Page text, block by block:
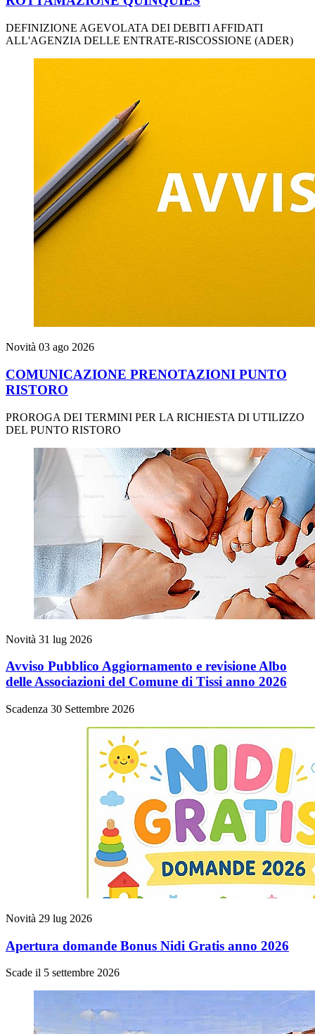
DEFINIZIONE AGEVOLATA DEI DEBITI AFFIDATI
ALL'AGENZIA DELLE ENTRATE-RISCOSSIONE (ADER)
Novità 03 ago 2026
COMUNICAZIONE PRENOTAZIONI PUNTO
RISTORO
PROROGA DEI TERMINI PER LA RICHIESTA DI UTILIZZO
DEL PUNTO RISTORO
Novità 31 lug 2026
Avviso Pubblico Aggiornamento e revisione Albo
delle Associazioni del Comune di Tissi anno 2026
Scadenza 30 Settembre 2026
Novità 29 lug 2026
Apertura domande Bonus Nidi Gratis anno 2026
Scade il 5 settembre 2026